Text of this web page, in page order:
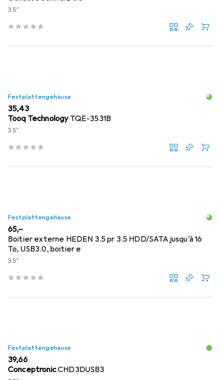
3.5"
Festplattengehäuse
EUR
35,43
Tooq Technology TQE-3531B
3.5"
Festplattengehäuse
EUR
65,–
Boitier externe HEDEN 3.5 pr 3.5 HDD/SATA jusqu'à 16
To, USB3.0, boitier e
3.5"
Festplattengehäuse
EUR
39,66
ConceptronicCHD3DUSB3